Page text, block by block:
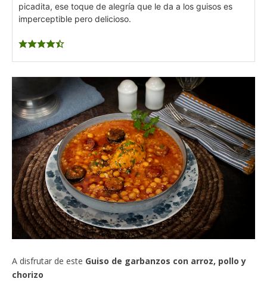
picadita, ese toque de alegría que le da a los guisos es
imperceptible pero delicioso.
A disfrutar de este Guiso de garbanzos con arroz, pollo y
chorizo